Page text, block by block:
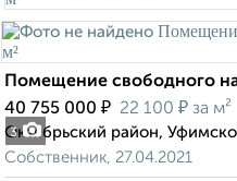
3
Помещение свободного
40 755 000 ₽ 22 100 ₽ за м²
Октябрьский район,
Собственник, 27.04.2021